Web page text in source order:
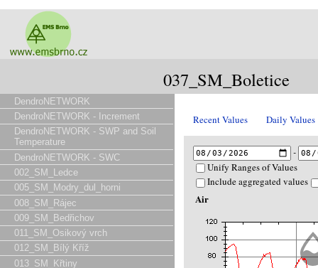
037_SM_Boletice
DendroNETWORK
DendroNETWORK - Increment
DendroNETWORK - SWP and Soil
Temperature
DendroNETWORK - SWC
002_SM_Ledce
005_SM_Modry_dul_horni
008_SM_Rájec
009_SM_Bedřichov
011_SM_Osikový vrch
012_SM_Bílý Kříž
013_SM_Křtiny
Recent Values Daily Values
-
Unify Ranges of Values
Include aggregated values
Air